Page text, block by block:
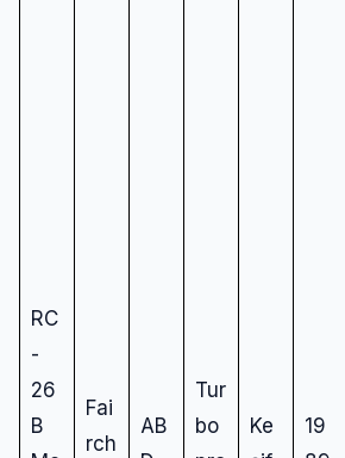
RC
-
26
B
Fai
rch
AB
Tur
bo
Ke
19